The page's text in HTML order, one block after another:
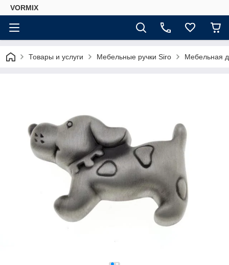
VORMIX
Товары и услуги Мебельные ручки Siro Мебельная